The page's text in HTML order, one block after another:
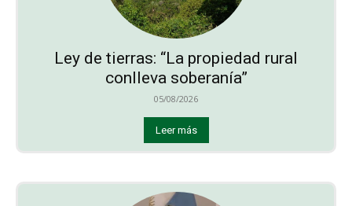
Ley de tierras: “La propiedad rural
conlleva soberanía”
05/08/2026
Leer más